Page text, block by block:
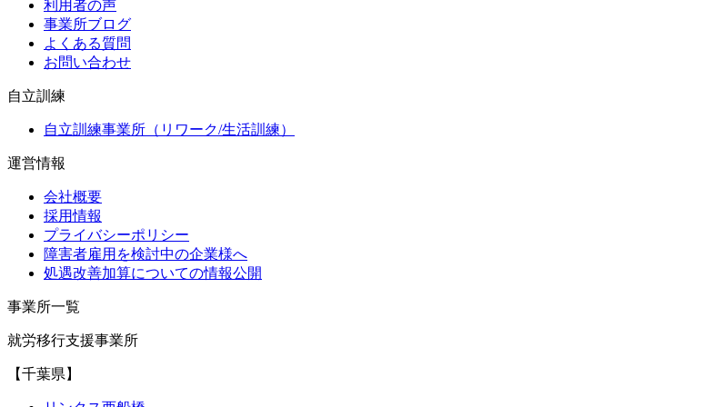
利用者の声
事業所ブログ
よくある質問
お問い合わせ
自立訓練
自立訓練事業所（リワーク/生活訓練）
運営情報
会社概要
採用情報
プライバシーポリシー
障害者雇用を検討中の企業様へ
処遇改善加算についての情報公開
事業所一覧
就労移行支援事業所
【千葉県】